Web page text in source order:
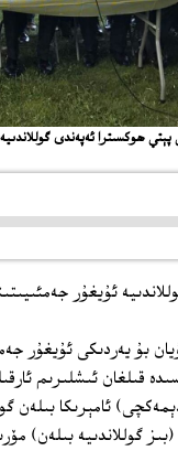
ھوكسىترا ئەپەندى
ئۇيغۇر
بۇ يەردىكى ئۇيغۇر
قىلغان ئىشلىرىم
ئامېرىكا بىلەن
گوللاندىيە بىلەن)